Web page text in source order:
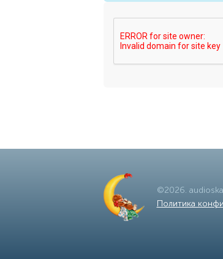
©2026.
Политика